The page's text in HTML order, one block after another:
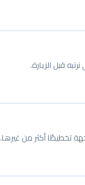
قبل الزيارة.
تخطيطًا أكثر من غيرها.